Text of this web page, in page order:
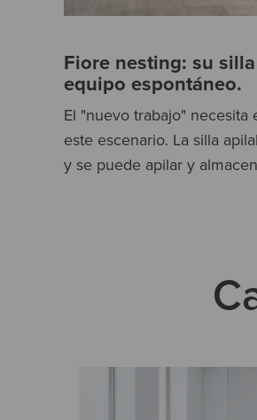
Fiore nesting: su
equipo espontáneo.
El "nuevo trabajo"
este escenario. La silla
y se puede apilar y